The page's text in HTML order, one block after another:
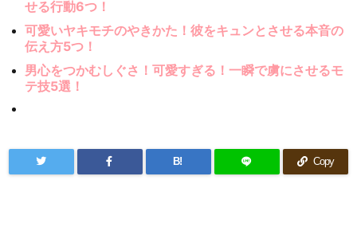
せる行動6つ！
可愛いヤキモチのやきかた！彼をキュンとさせる本音の
伝え方5つ！
男心をつかむしぐさ！可愛すぎる！一瞬で虜にさせるモ
テ技5選！
B! Copy